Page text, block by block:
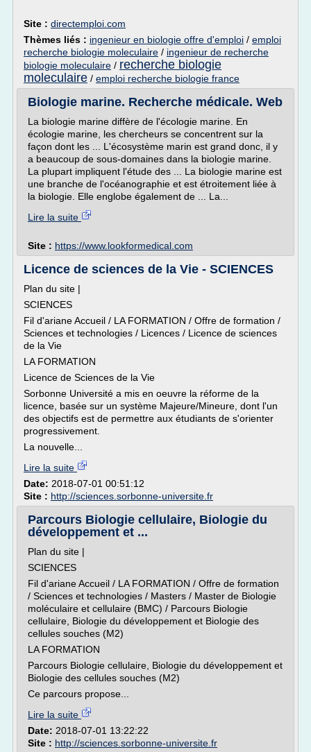
Site : directemploi.com
Thèmes liés : ingenieur en biologie offre d'emploi / emploi
recherche biologie moleculaire / ingenieur de recherche
biologie moleculaire / recherche biologie
moleculaire / emploi recherche biologie france
Biologie marine. Recherche médicale. Web
La biologie marine diffère de l'écologie marine. En
écologie marine, les chercheurs se concentrent sur la
façon dont les ... L'écosystème marin est grand donc, il y
a beaucoup de sous-domaines dans la biologie marine.
La plupart impliquent l'étude des ... La biologie marine est
une branche de l'océanographie et est étroitement liée à
la biologie. Elle englobe également de ... La...
Lire la suite
Site : https://www.lookformedical.com
Licence de sciences de la Vie - SCIENCES
Plan du site |
SCIENCES
Fil d'ariane Accueil / LA FORMATION / Offre de formation /
Sciences et technologies / Licences / Licence de sciences
de la Vie
LA FORMATION
Licence de Sciences de la Vie
Sorbonne Université a mis en oeuvre la réforme de la
licence, basée sur un système Majeure/Mineure, dont l'un
des objectifs est de permettre aux étudiants de s'orienter
progressivement.
La nouvelle...
Lire la suite
Date: 2018-07-01 00:51:12
Site : http://sciences.sorbonne-universite.fr
Parcours Biologie cellulaire, Biologie du
développement et ...
Plan du site |
SCIENCES
Fil d'ariane Accueil / LA FORMATION / Offre de formation
/ Sciences et technologies / Masters / Master de Biologie
moléculaire et cellulaire (BMC) / Parcours Biologie
cellulaire, Biologie du développement et Biologie des
cellules souches (M2)
LA FORMATION
Parcours Biologie cellulaire, Biologie du développement et
Biologie des cellules souches (M2)
Ce parcours propose...
Lire la suite
Date: 2018-07-01 13:22:22
Site : http://sciences.sorbonne-universite.fr